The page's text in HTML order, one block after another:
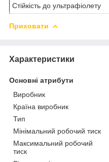
Стійкість до ультрафіолету
Приховати
Характеристики
Основні атрибути
Виробник
Країна виробник
Тип
Мінімальний робочий тиск
Максимальний робочий
тиск